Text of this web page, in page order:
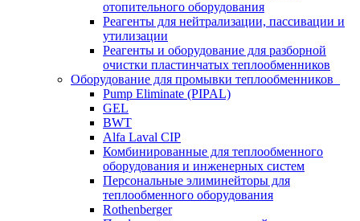
отопительного оборудования
Реагенты для нейтрализации, пассивации и
утилизации
Реагенты и оборудование для разборной
очистки пластинчатых теплообменников
Оборудование для промывки теплообменников
Pump Eliminate (PIPAL)
GEL
BWT
Alfa Laval CIP
Комбинированные для теплообменного
оборудования и инженерных систем
Персональные элиминейторы для
теплообменного оборудования
Rothenberger